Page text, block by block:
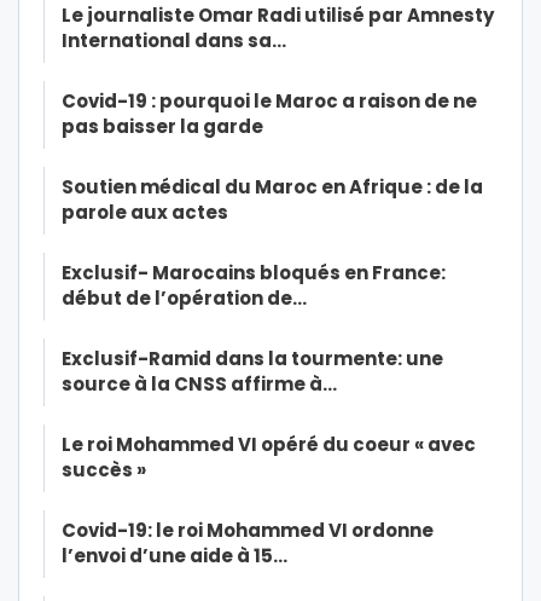
Le journaliste Omar Radi utilisé par Amnesty
International dans sa…
Covid-19 : pourquoi le Maroc a raison de ne
pas baisser la garde
Soutien médical du Maroc en Afrique : de la
parole aux actes
Exclusif- Marocains bloqués en France:
début de l’opération de…
Exclusif-Ramid dans la tourmente: une
source à la CNSS affirme à…
Le roi Mohammed VI opéré du coeur « avec
succès »
Covid-19: le roi Mohammed VI ordonne
l’envoi d’une aide à 15…